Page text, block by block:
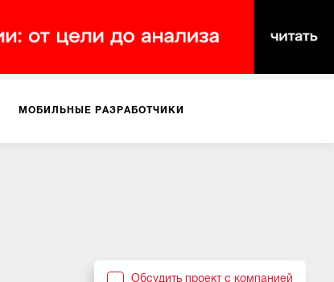
МОБИЛЬНЫЕ РАЗРАБОТЧИКИ
Обсудить проект с компанией